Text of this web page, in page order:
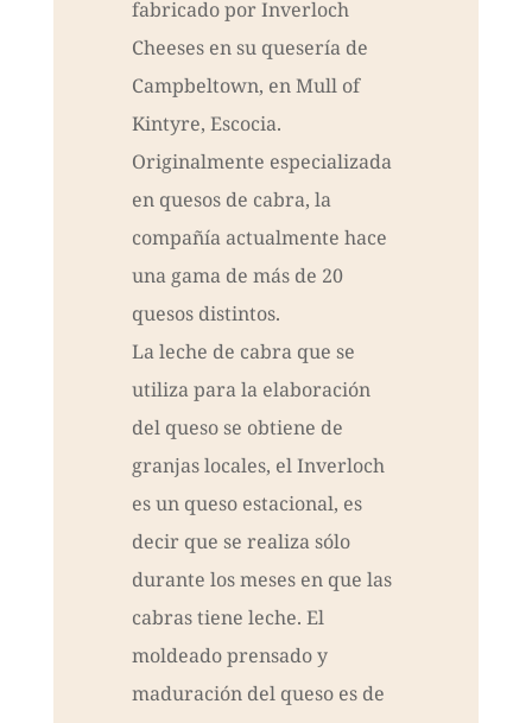
fabricado por Inverloch
Cheeses en su quesería de
Campbeltown, en Mull of
Kintyre, Escocia.
Originalmente especializada
en quesos de cabra, la
compañía actualmente hace
una gama de más de 20
quesos distintos.
La leche de cabra que se
utiliza para la elaboración
del queso se obtiene de
granjas locales, el Inverloch
es un queso estacional, es
decir que se realiza sólo
durante los meses en que las
cabras tiene leche. El
moldeado prensado y
maduración del queso es de